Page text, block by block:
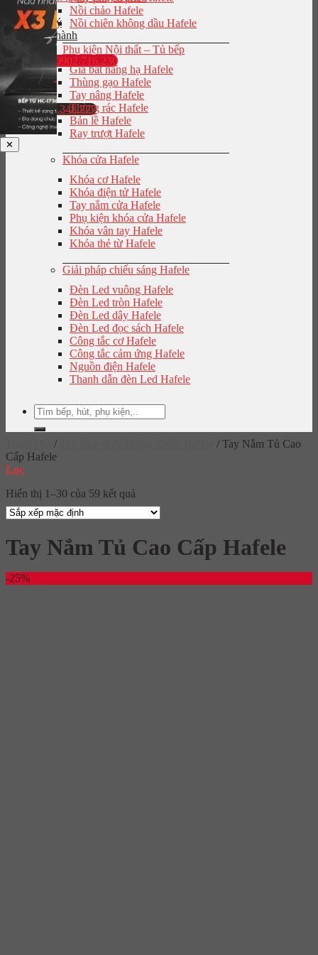
Đại lý
Bảo hành
0902.716.230
0943.848.777
Nồi chảo Hafele
Nồi chiên không dầu Hafele
Phụ kiện Nội thất – Tủ bếp
Giá bát nâng hạ Hafele
Thùng gạo Hafele
Tay nâng Hafele
Thùng rác Hafele
Bản lề Hafele
Ray trượt Hafele
Khóa cửa Hafele
Khóa cơ Hafele
Khóa điện tử Hafele
Tay nắm cửa Hafele
Phụ kiện khóa cửa Hafele
Khóa vân tay Hafele
Khóa thẻ từ Hafele
Giải pháp chiếu sáng Hafele
Đèn Led vuông Hafele
Đèn Led tròn Hafele
Đèn Led dây Hafele
Đèn Led đọc sách Hafele
Công tắc cơ Hafele
Công tắc cảm ứng Hafele
Nguồn điện Hafele
Thanh dẫn đèn Led Hafele
Tìm
kiếm:
/ / Tay Nắm Tủ Cao
Cấp Hafele
Lọc
Hiển thị 1–30 của 59 kết quả
Tay Nắm Tủ Cao Cấp Hafele
-25%
✕